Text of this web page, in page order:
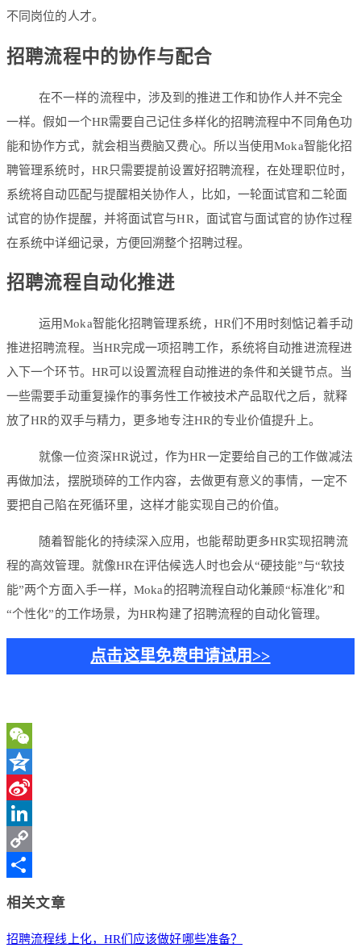
不同岗位的人才。
招聘流程中的协作与配合
在不一样的流程中，涉及到的推进工作和协作人并不完全
一样。假如一个HR需要自己记住多样化的招聘流程中不同角色功
能和协作方式，就会相当费脑又费心。所以当使用Moka智能化招
聘管理系统时，HR只需要提前设置好招聘流程，在处理职位时，
系统将自动匹配与提醒相关协作人，比如，一轮面试官和二轮面
试官的协作提醒，并将面试官与HR，面试官与面试官的协作过程
在系统中详细记录，方便回溯整个招聘过程。
招聘流程自动化推进
运用Moka智能化招聘管理系统，HR们不用时刻惦记着手动
推进招聘流程。当HR完成一项招聘工作，系统将自动推进流程进
入下一个环节。HR可以设置流程自动推进的条件和关键节点。当
一些需要手动重复操作的事务性工作被技术产品取代之后，就释
放了HR的双手与精力，更多地专注HR的专业价值提升上。
就像一位资深HR说过，作为HR一定要给自己的工作做减法
再做加法，摆脱琐碎的工作内容，去做更有意义的事情，一定不
要把自己陷在死循环里，这样才能实现自己的价值。
随着智能化的持续深入应用，也能帮助更多HR实现招聘流
程的高效管理。就像HR在评估候选人时也会从“硬技能”与“软技
能”两个方面入手一样，Moka的招聘流程自动化兼顾“标准化”和
“个性化”的工作场景，为HR构建了招聘流程的自动化管理。
点击这里免费申请试用>>
WeChat
Qzone
Sina
Weibo
LinkedIn
Copy
相关文章
招聘流程线上化，HR们应该做好哪些准备？